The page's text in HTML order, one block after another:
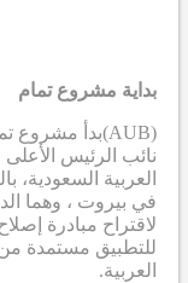
بداية مشروع تمام
(AUB)
بدأ مشروع
نائب الرئيس
العربية السعودية،
في بيروت ، وهما
لاقتراح مبادرة
للتطبيق مستمدة
العربية.